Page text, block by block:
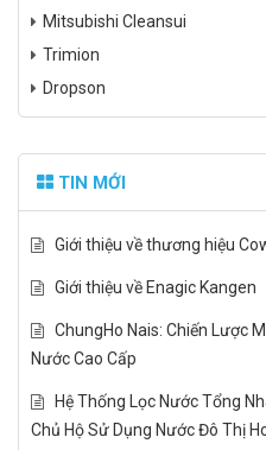
Mitsubishi Cleansui
Trimion
Dropson
TIN MỚI
Giới thiệu về thương hiệu
Giới thiệu về Enagic Kangen
ChungHo Nais: Chiến Lược
Nước Cao Cấp
Hệ Thống Lọc Nước Tổng
Chủ Hộ Sử Dụng Nước Đô Thị